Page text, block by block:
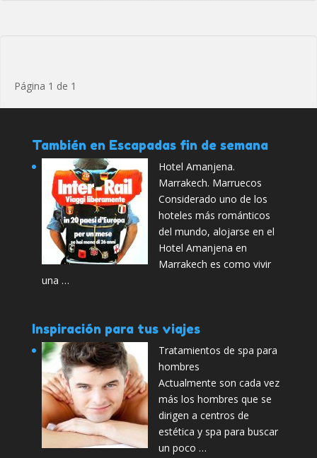
Página 1 de 1
También en Escapadas fin de semana
Hotel Amanjena.
Marrakech. Marruecos
Considerado uno de los
hoteles más románticos
del mundo, alojarse en el
Hotel Amanjena en
Marrakech es como vivir
una …
Inspiración para tus viajes
Tratamientos de spa para
hombres
Actualmente son cada vez
más los hombres que se
dirigen a centros de
estética y spa para buscar
un poco …